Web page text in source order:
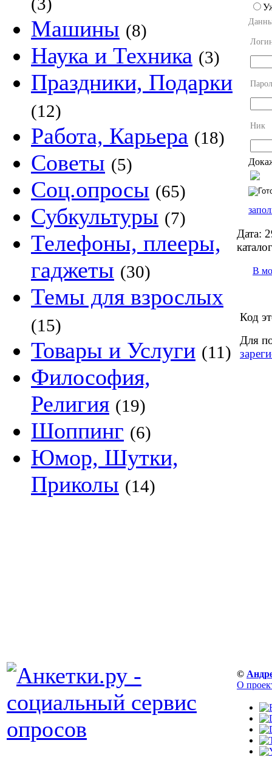
Машины (8)
Наука и Техника (3)
Праздники, Подарки
(12)
Работа, Карьера (18)
Советы (5)
Соц.опросы (65)
Субкультуры (7)
Телефоны, плееры,
гаджеты (30)
Темы для взрослых
(15)
Товары и Услуги (11)
Философия,
Религия (19)
Шоппинг (6)
Юмор, Шутки,
Приколы (14)
Ник
Дата:
В
Код
Для
©
О